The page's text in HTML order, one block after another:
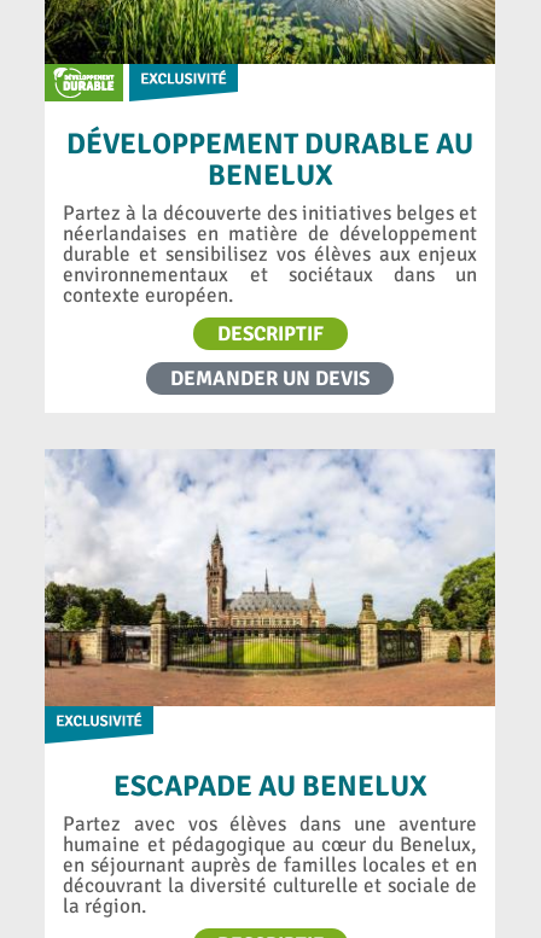
DÉVELOPPEMENT DURABLE AU
BENELUX
Partez à la découverte des initiatives belges et
néerlandaises en matière de développement
durable et sensibilisez vos élèves aux enjeux
environnementaux et sociétaux dans un
contexte européen.
DESCRIPTIF
DEMANDER UN DEVIS
ESCAPADE AU BENELUX
Partez avec vos élèves dans une aventure
humaine et pédagogique au cœur du Benelux,
en séjournant auprès de familles locales et en
découvrant la diversité culturelle et sociale de
la région.